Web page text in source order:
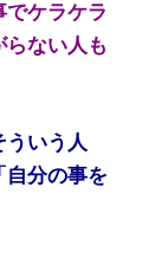
ケラケラ
ない人も
いう人
自分の事を